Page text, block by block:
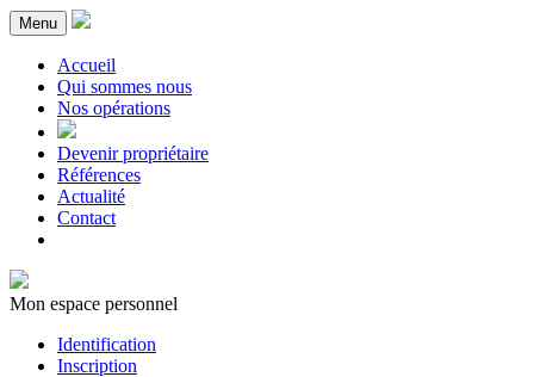
Menu
Accueil
Qui sommes nous
Nos opérations
Devenir propriétaire
Références
Actualité
Contact
Mon espace personnel
Identification
Inscription